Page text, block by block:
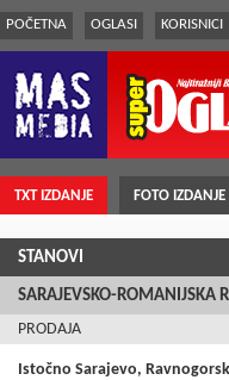
POČETNA OGLASI KORISNICI
TXT IZDANJE FOTO IZDANJE
STANOVI
SARAJEVSKO-ROMANIJSKA
PRODAJA
Istočno Sarajevo,